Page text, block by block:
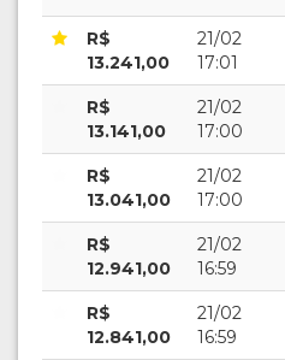
R$
13.241,00
21/02
17:01
R$
13.141,00
21/02
17:00
R$
13.041,00
21/02
17:00
R$
12.941,00
21/02
16:59
R$
12.841,00
21/02
16:59